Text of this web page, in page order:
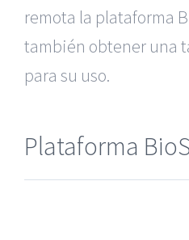
remota la plataforma
también obtener una
para su uso.
Plataforma